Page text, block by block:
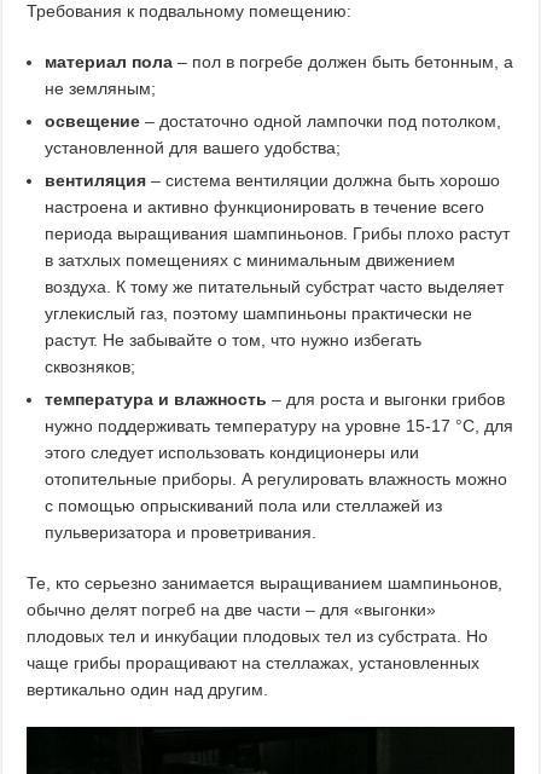
Требования к подвальному помещению:
материал пола – пол в погребе должен быть бетонным, а
не земляным;
освещение – достаточно одной лампочки под потолком,
установленной для вашего удобства;
вентиляция – система вентиляции должна быть хорошо
настроена и активно функционировать в течение всего
периода выращивания шампиньонов. Грибы плохо растут
в затхлых помещениях с минимальным движением
воздуха. К тому же питательный субстрат часто выделяет
углекислый газ, поэтому шампиньоны практически не
растут. Не забывайте о том, что нужно избегать
сквозняков;
температура и влажность – для роста и выгонки грибов
нужно поддерживать температуру на уровне 15-17 °C, для
этого следует использовать кондиционеры или
отопительные приборы. А регулировать влажность можно
с помощью опрыскиваний пола или стеллажей из
пульверизатора и проветривания.
Те, кто серьезно занимается выращиванием шампиньонов,
обычно делят погреб на две части – для «выгонки»
плодовых тел и инкубации плодовых тел из субстрата. Но
чаще грибы проращивают на стеллажах, установленных
вертикально один над другим.